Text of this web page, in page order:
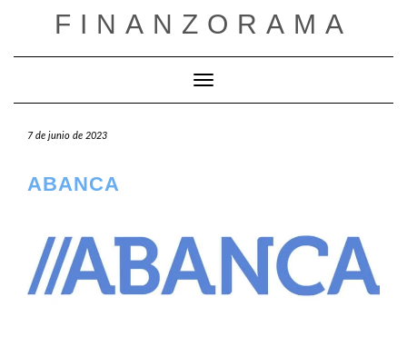
FINANZORAMA
Cambiar modo de navegación
7 de junio de 2023
ABANCA